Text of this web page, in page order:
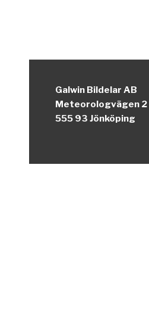
Galwin Bildelar AB
Meteorologvägen 2
555 93 Jönköping